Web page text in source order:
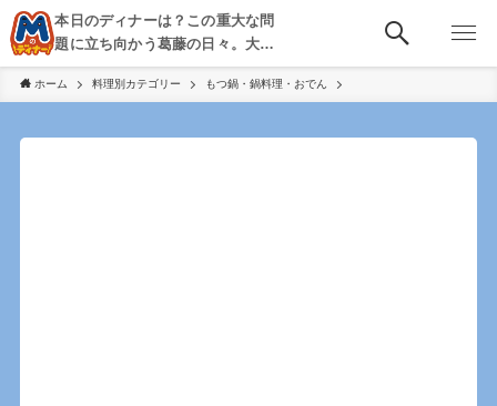
本日のディナーは？この重大な問
題に立ち向かう葛藤の日々。大
阪・京都・神戸を中心とした食べ
歩き、飲み歩きを綴る。
ホーム 料理別カテゴリー もつ鍋・鍋料理・おでん